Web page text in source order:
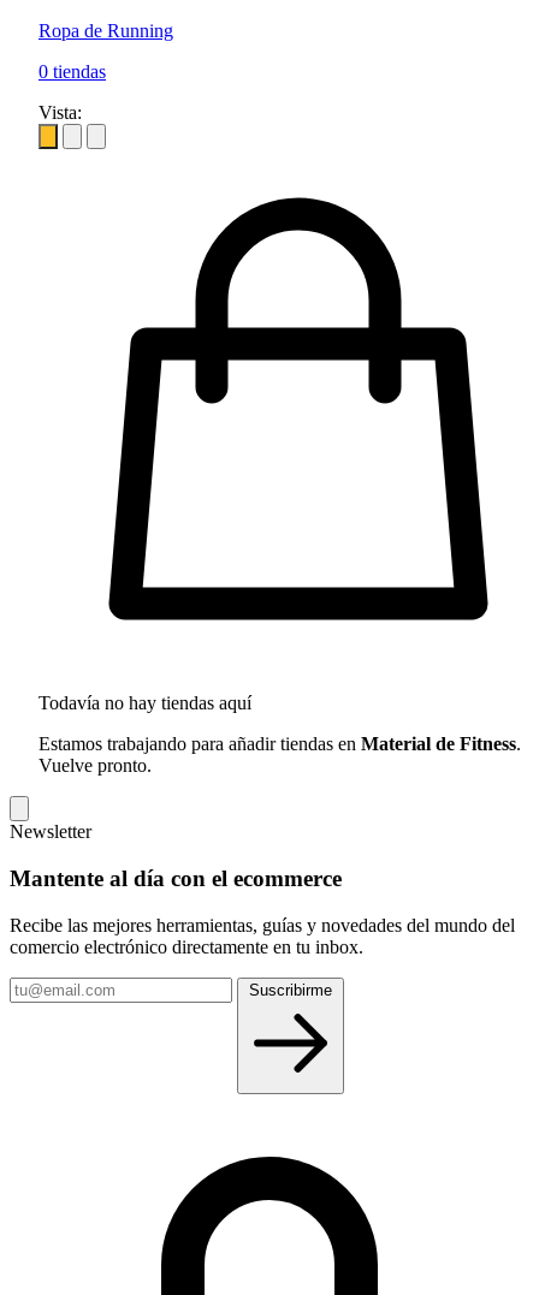
Ropa de Running
0 tiendas
Vista:
Todavía no hay tiendas aquí
Estamos trabajando para añadir tiendas en Material de Fitness.
Vuelve pronto.
Newsletter
Mantente al día con el ecommerce
Recibe las mejores herramientas, guías y novedades del mundo del
comercio electrónico directamente en tu inbox.
Tu email
Suscribirme